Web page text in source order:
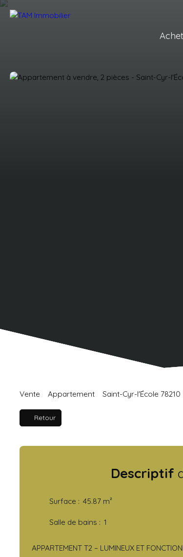
Vente Appartement Saint-Cyr-l'École 78210
Retour
Descriptif
Surface : 45.87 m²
Salle de bains : 1
APPARTEMENT T2 – LUMINEUX ET